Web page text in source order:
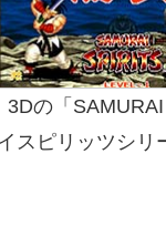
の「
スピリッツシ